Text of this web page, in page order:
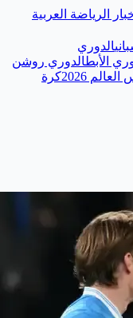
الرياضة العربية
الدوري
الأبطالدوري روشن
2026
كرة